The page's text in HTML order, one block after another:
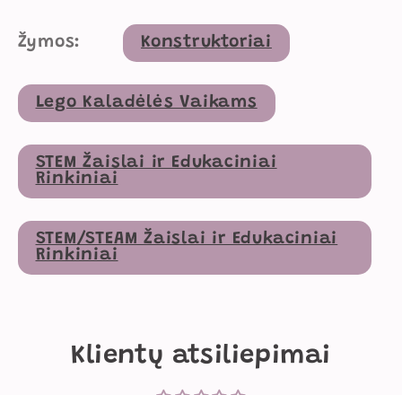
Žymos: Konstruktoriai
Lego Kaladėlės Vaikams
STEM Žaislai ir Edukaciniai
Rinkiniai
STEM/STEAM Žaislai ir Edukaciniai
Rinkiniai
Klientų atsiliepimai